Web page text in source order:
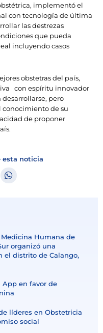
implementó el
con tecnología de última
las destrezas
que pueda
incluyendo casos
obstetras del país,
con espíritu innovador
pero
de su
de proponer
esta noticia
Medicina Humana de
organizó una
el distrito de Calango,
App en favor de
líderes en Obstetricia
social